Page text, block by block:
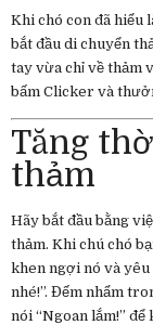
Khi chó con đã hiểu
bắt đầu di chuyển
tay vừa chỉ về thảm
bấm Clicker và
Tăng
thảm
Hãy bắt đầu bằng
thảm. Khi chú chó
khen ngợi nó và yêu
nhé!”. Đếm nhẩm
nói “Ngoan lắm!”